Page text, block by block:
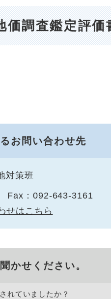
価調査鑑定評価
お問い合わせ先
対策班
Fax：092-643-3161
せはこちら
かせください。
れていましたか？